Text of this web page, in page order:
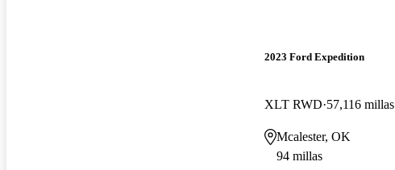
2023 Ford Expedition
XLT RWD 57,116 millas
Mcalester, OK
94 millas